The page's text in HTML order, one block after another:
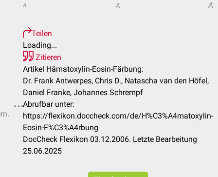
A A A
Teilen
Loading...
Zitieren
Artikel Hämatoxylin-Eosin-Färbung:
Dr. Frank Antwerpes, Chris D., Natascha van den Höfel,
Daniel Franke, Johannes Schrempf
Abrufbar unter:
https://flexikon.doccheck.com/de/H%C3%A4matoxylin-
Eosin-F%C3%A4rbung
DocCheck Flexikon 03.12.2006. Letzte Bearbeitung
25.06.2025